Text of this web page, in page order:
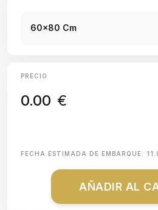
60x80 Cm
PRECIO
0.00 €
FECHA ESTIMADA DE EMBARQUE:
AÑADIR AL